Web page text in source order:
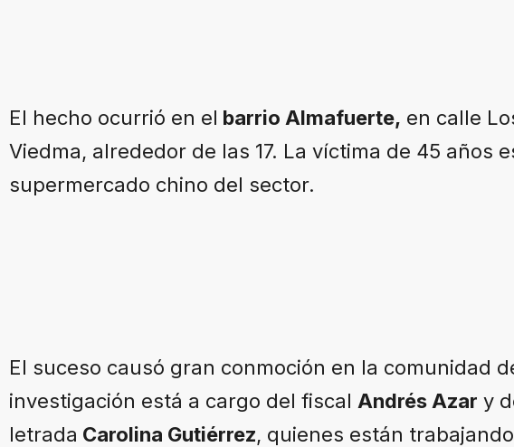
El hecho ocurrió en el barrio Almafuerte, en calle
Viedma, alrededor de las 17. La víctima de 45 años
supermercado chino del sector.
El suceso causó gran conmoción en la comunidad
investigación está a cargo del fiscal Andrés Azar y
letrada Carolina Gutiérrez, quienes están